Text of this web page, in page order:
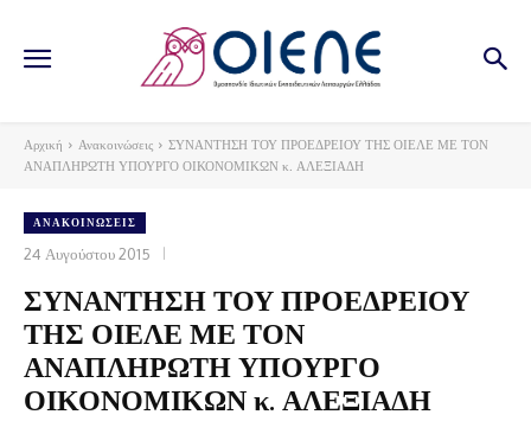
Αρχική Ανακοινώσεις
ΣΥΝΑΝΤΗΣΗ ΤΟΥ ΠΡΟΕΔΡΕΙΟΥ ΤΗΣ ΟΙΕΛΕ ΜΕ ΤΟΝ
ΑΝΑΠΛΗΡΩΤΗ ΥΠΟΥΡΓΟ ΟΙΚΟΝΟΜΙΚΩΝ κ. ΑΛΕΞΙΑΔΗ
ΑΝΑΚΟΙΝΏΣΕΙΣ
24 Αυγούστου 2015
ΣΥΝΑΝΤΗΣΗ ΤΟΥ ΠΡΟΕΔΡΕΙΟΥ
ΤΗΣ ΟΙΕΛΕ ΜΕ ΤΟΝ
ΑΝΑΠΛΗΡΩΤΗ ΥΠΟΥΡΓΟ
ΟΙΚΟΝΟΜΙΚΩΝ κ. ΑΛΕΞΙΑΔΗ